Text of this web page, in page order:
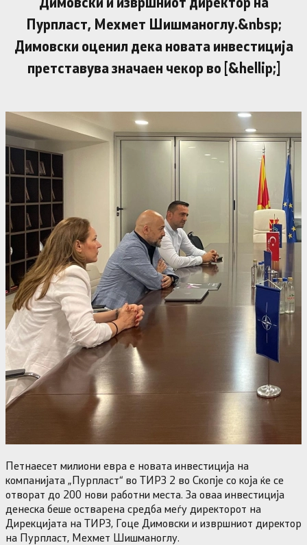
Пурпласт, Мехмет Шишманоглу.&nbsp;
Димовски оценил дека новата инвестиција
претставува значаен чекор во [&hellip;]
Петнаесет милиони евра е новата инвестиција на
компанијата „Пурпласт“ во ТИРЗ 2 во Скопје со која ќе се
отворат до 200 нови работни места. За оваа инвестиција
денеска беше остварена средба меѓу директорот на
Дирекцијата на ТИРЗ, Гоце Димовски и извршниот директор
на Пурпласт, Мехмет Шишманоглу.